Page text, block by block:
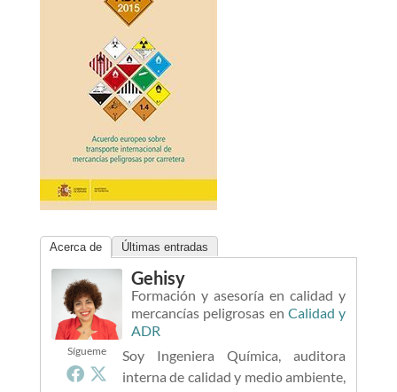
Acerca de Últimas entradas
Sígueme
Gehisy
Formación y asesoría en calidad y
mercancías peligrosas en Calidad y
ADR
Soy Ingeniera Química, auditora
interna de calidad y medio ambiente,